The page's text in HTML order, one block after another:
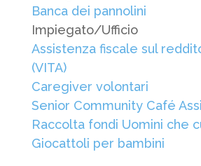
Banca dei pannolini
Impiegato/Ufficio
Assistenza fiscale sul
(VITA)
Caregiver volontari
Senior Community Café
Raccolta fondi Uomini che
Giocattoli per bambini